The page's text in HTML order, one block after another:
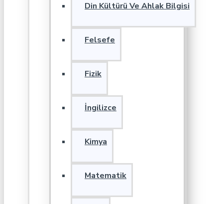
Din Kültürü Ve Ahlak Bilgisi
Felsefe
Fizik
İngilizce
Kimya
Matematik